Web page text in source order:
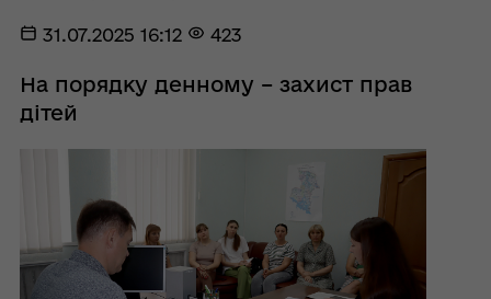
31.07.2025 16:12 423
На порядку денному – захист прав
дітей